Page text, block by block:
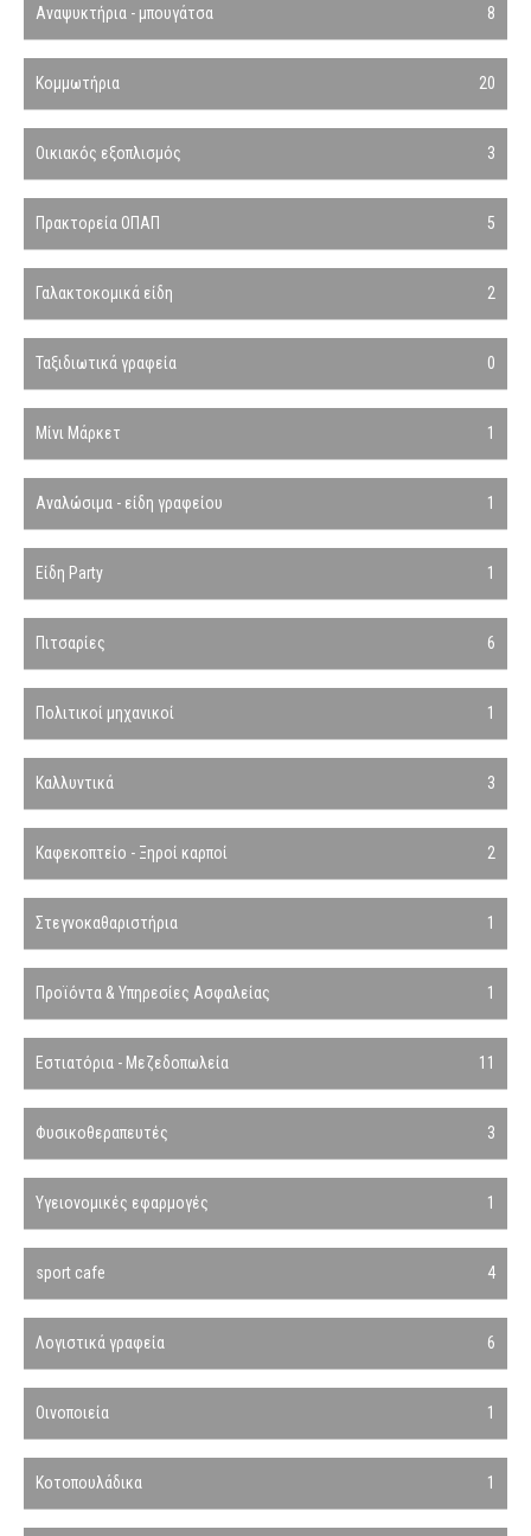
Αναψυκτήρια - μπουγάτσα 8
Κομμωτήρια 20
Οικιακός εξοπλισμός 3
Πρακτορεία ΟΠΑΠ 5
Γαλακτοκομικά είδη 2
Ταξιδιωτικά γραφεία 0
Μίνι Μάρκετ 1
Αναλώσιμα - είδη γραφείου 1
Είδη Party 1
Πιτσαρίες 6
Πολιτικοί μηχανικοί 1
Καλλυντικά 3
Καφεκοπτείο - Ξηροί καρποί 2
Στεγνοκαθαριστήρια 1
Προϊόντα & Υπηρεσίες Ασφαλείας 1
Εστιατόρια - Μεζεδοπωλεία 11
Φυσικοθεραπευτές 3
Υγειονομικές εφαρμογές 1
sport cafe 4
Λογιστικά γραφεία 6
Οινοποιεία 1
Κοτοπουλάδικα 1